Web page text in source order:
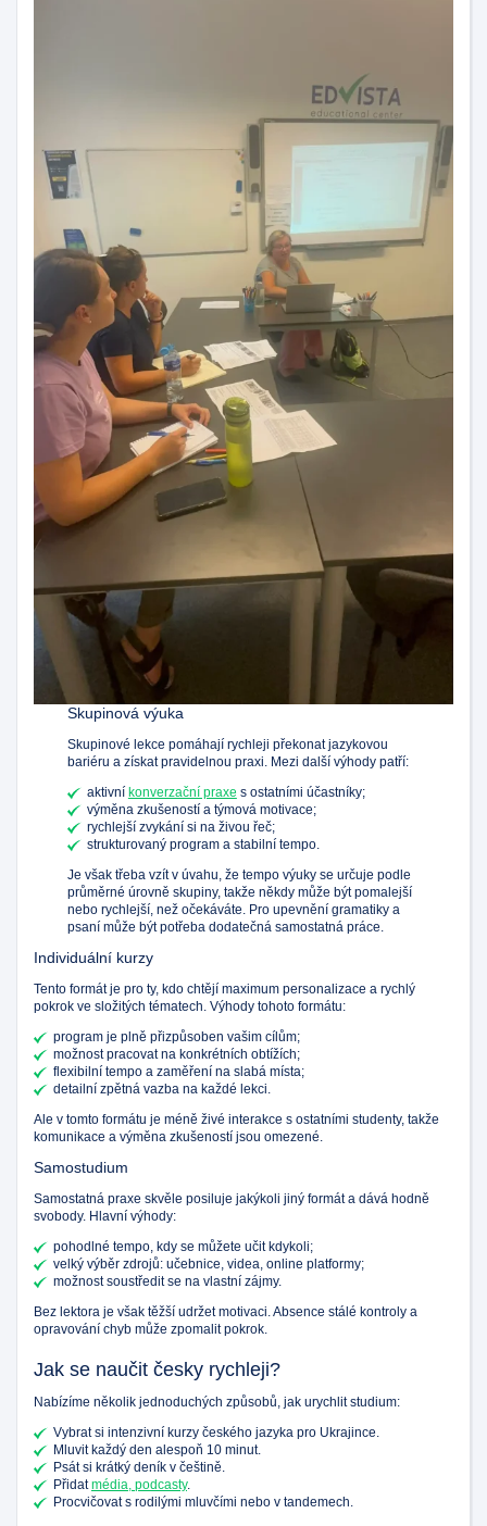
Skupinová výuka
Skupinové lekce pomáhají rychleji překonat jazykovou
bariéru a získat pravidelnou praxi. Mezi další výhody patří:
aktivní konverzační praxe s ostatními účastníky;
výměna zkušeností a týmová motivace;
rychlejší zvykání si na živou řeč;
strukturovaný program a stabilní tempo.
Je však třeba vzít v úvahu, že tempo výuky se určuje podle
průměrné úrovně skupiny, takže někdy může být pomalejší
nebo rychlejší, než očekáváte. Pro upevnění gramatiky a
psaní může být potřeba dodatečná samostatná práce.
Individuální kurzy
Tento formát je pro ty, kdo chtějí maximum personalizace a rychlý
pokrok ve složitých tématech. Výhody tohoto formátu:
program je plně přizpůsoben vašim cílům;
možnost pracovat na konkrétních obtížích;
flexibilní tempo a zaměření na slabá místa;
detailní zpětná vazba na každé lekci.
Ale v tomto formátu je méně živé interakce s ostatními studenty, takže
komunikace a výměna zkušeností jsou omezené.
Samostudium
Samostatná praxe skvěle posiluje jakýkoli jiný formát a dává hodně
svobody. Hlavní výhody:
pohodlné tempo, kdy se můžete učit kdykoli;
velký výběr zdrojů: učebnice, videa, online platformy;
možnost soustředit se na vlastní zájmy.
Bez lektora je však těžší udržet motivaci. Absence stálé kontroly a
opravování chyb může zpomalit pokrok.
Jak se naučit česky rychleji?
Nabízíme několik jednoduchých způsobů, jak urychlit studium:
Vybrat si intenzivní kurzy českého jazyka pro Ukrajince.
Mluvit každý den alespoň 10 minut.
Psát si krátký deník v češtině.
Přidatmédia, podcasty.
Procvičovat s rodilými mluvčími nebo v tandemech.